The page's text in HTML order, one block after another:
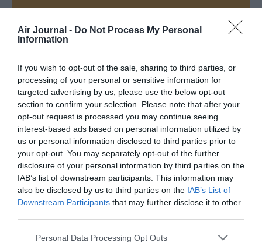
Air Journal - Do Not Process My Personal
Information
If you wish to opt-out of the sale, sharing to third parties, or
processing of your personal or sensitive information for
targeted advertising by us, please use the below opt-out
section to confirm your selection. Please note that after your
opt-out request is processed you may continue seeing
interest-based ads based on personal information utilized by
us or personal information disclosed to third parties prior to
your opt-out. You may separately opt-out of the further
disclosure of your personal information by third parties on the
IAB’s list of downstream participants. This information may
also be disclosed by us to third parties on the IAB’s List of
Downstream Participants that may further disclose it to other
Personal Data Processing Opt Outs
DERNIERS COMMENTAIRES
atplhkt a commenté l'article :
Contrôles aux frontières entre l’Espagne et l’Italie : des
arrivées plus longues, des correspondances à risque
Manfoua commenté l'article :
Pyramides, croisières et mer Rouge : l’Égypte mise sur